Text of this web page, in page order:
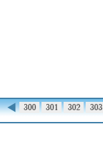
◀
299 300 301 302 303